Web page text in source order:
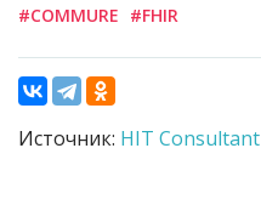
#COMMURE #FHIR
Источник: HIT Consultant